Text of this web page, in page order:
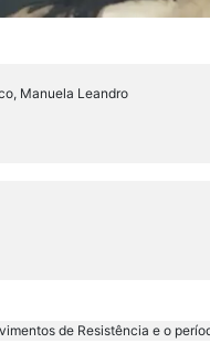
Manuela Leandro
de Resistência e o